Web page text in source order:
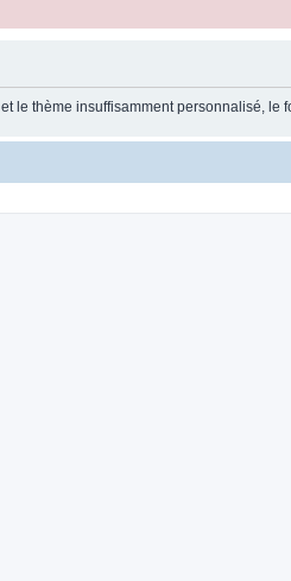
le thème insuffisamment personnalisé,